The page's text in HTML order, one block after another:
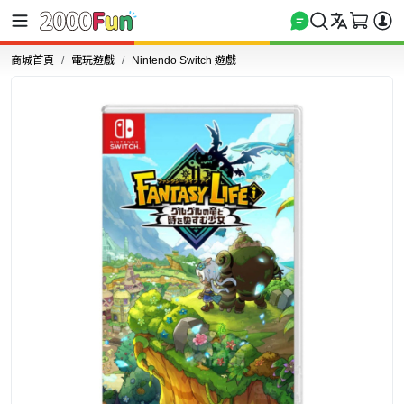
商城首頁 電玩遊戲 Nintendo Switch 遊戲